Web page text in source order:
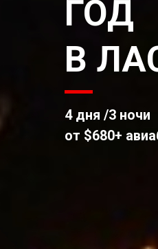
ГОД
В
4 дня /3 ночи
от $680+